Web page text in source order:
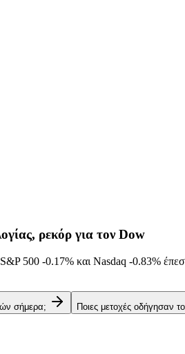
ρεκόρ για τον Dow
500 -0.17% και Nasdaq -0.83%
σήμερα; Ποιες μετοχές οδήγησαν